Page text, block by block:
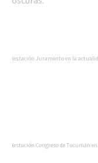
(estación Juramento en la
(estación Congreso de Tucumán